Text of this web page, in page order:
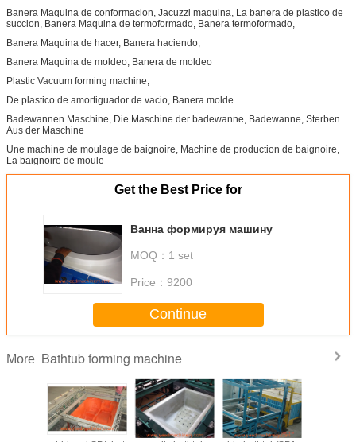
Banera Maquina de conformacion, Jacuzzi maquina, La banera de plastico de
succion, Banera Maquina de termoformado, Banera termoformado,
Banera Maquina de hacer, Banera haciendo,
Banera Maquina de moldeo, Banera de moldeo
Plastic Vacuum forming machine,
De plastico de amortiguador de vacio, Banera molde
Badewannen Maschine, Die Maschine der badewanne, Badewanne, Sterben
Aus der Maschine
Une machine de moulage de baignoire, Machine de production de baignoire,
La baignoire de moule
Get the Best Price for
Ванна формируя машину
MOQ： 1 set
Price： 9200
Continue
More Bathtub forming machine